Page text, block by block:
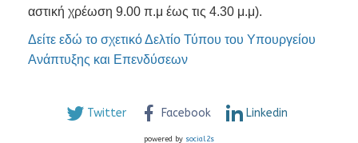
αστική χρέωση 9.00 π.μ έως τις 4.30 μ.μ).
Δείτε εδώ το σχετικό Δελτίο Τύπου του Υπουργείου
Ανάπτυξης και Επενδύσεων
Twitter Facebook Linkedin
powered by social2s